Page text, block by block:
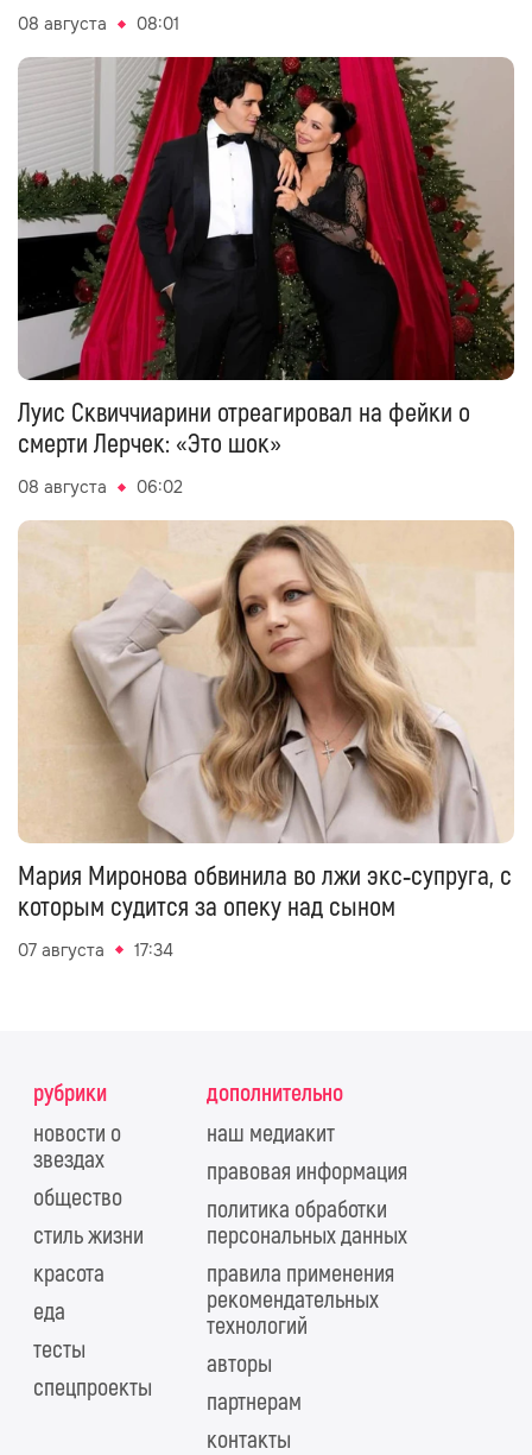
08 августа 08:01
Луис Сквиччиарини отреагировал на фейки о
смерти Лерчек: «Это шок»
08 августа 06:02
Мария Миронова обвинила во лжи экс‑супруга, с
которым судится за опеку над сыном
07 августа 17:34
рубрики
новости о
звездах
общество
стиль жизни
красота
еда
тесты
спецпроекты
дополнительно
наш медиакит
правовая информация
политика обработки
персональных данных
правила применения
рекомендательных
технологий
авторы
партнерам
контакты